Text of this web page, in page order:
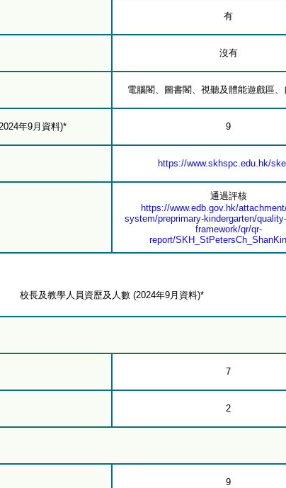
有
沒有
電腦閣、圖書閣、視聽及體能遊戲區
年9月資料)* 9
https://www.skhspc.edu.hk/
通過評核
https://www.edb.gov.hk/
system/preprimary-kindergarten/
framework/qr/qr-
report/
校長及教學人員資歷及人數 (2024年9月資料)*
7
2
9